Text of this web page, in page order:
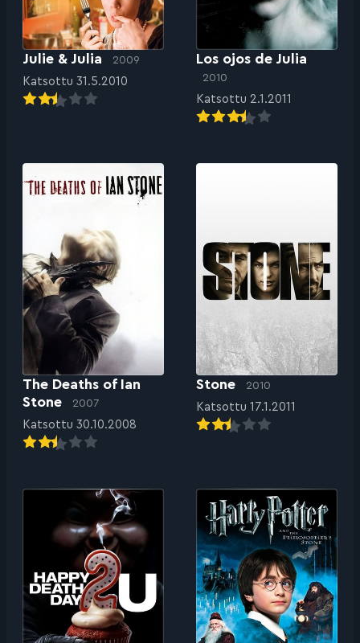
Julie & Julia 2009
Katsottu 31.5.2010
Los ojos de Julia
2010
Katsottu 2.1.2011
The Deaths of Ian
Stone
2007
Katsottu 30.10.2008
Stone 2010
Katsottu 17.1.2011